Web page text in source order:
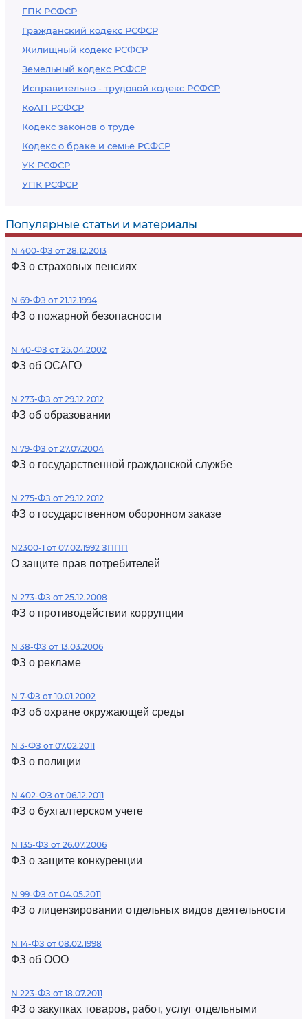
ГПК РСФСР
Гражданский кодекс РСФСР
Жилищный кодекс РСФСР
Земельный кодекс РСФСР
Исправительно - трудовой кодекс РСФСР
КоАП РСФСР
Кодекс законов о труде
Кодекс о браке и семье РСФСР
УК РСФСР
УПК РСФСР
Популярные статьи и материалы
N 400-ФЗ от 28.12.2013
ФЗ о страховых пенсиях
N 69-ФЗ от 21.12.1994
ФЗ о пожарной безопасности
N 40-ФЗ от 25.04.2002
ФЗ об ОСАГО
N 273-ФЗ от 29.12.2012
ФЗ об образовании
N 79-ФЗ от 27.07.2004
ФЗ о государственной гражданской службе
N 275-ФЗ от 29.12.2012
ФЗ о государственном оборонном заказе
N2300-1 от 07.02.1992 ЗППП
О защите прав потребителей
N 273-ФЗ от 25.12.2008
ФЗ о противодействии коррупции
N 38-ФЗ от 13.03.2006
ФЗ о рекламе
N 7-ФЗ от 10.01.2002
ФЗ об охране окружающей среды
N 3-ФЗ от 07.02.2011
ФЗ о полиции
N 402-ФЗ от 06.12.2011
ФЗ о бухгалтерском учете
N 135-ФЗ от 26.07.2006
ФЗ о защите конкуренции
N 99-ФЗ от 04.05.2011
ФЗ о лицензировании отдельных видов деятельности
N 14-ФЗ от 08.02.1998
ФЗ об ООО
N 223-ФЗ от 18.07.2011
ФЗ о закупках товаров, работ, услуг отдельными